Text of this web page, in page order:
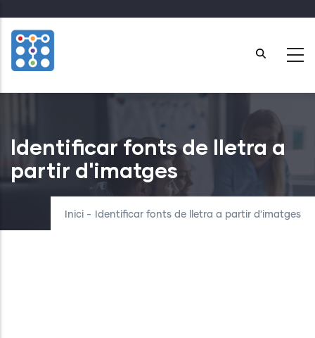
to
main
content
Identificar fonts de lletra a
partir d'imatges
Inici - Identificar fonts de lletra a partir d'imatges